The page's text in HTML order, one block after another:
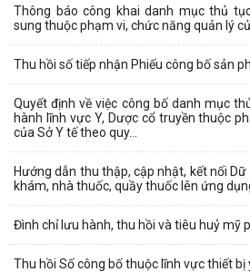
Thông báo công khai danh mục thủ
sung thuộc phạm vi, chức năng quản lý
Thu hồi số tiếp nhận Phiếu công bố sản
Quyết định về việc công bố danh mục
hành lĩnh vực Y, Dược cổ truyền thuộc
của Sở Y tế theo quy...
Hướng dẫn thu thập, cập nhật, kết nối Dữ
khám, nhà thuốc, quầy thuốc lên ứng
Đình chỉ lưu hành, thu hồi và tiêu huỷ mỹ
Thu hồi Số công bố thuộc lĩnh vực thiết bị